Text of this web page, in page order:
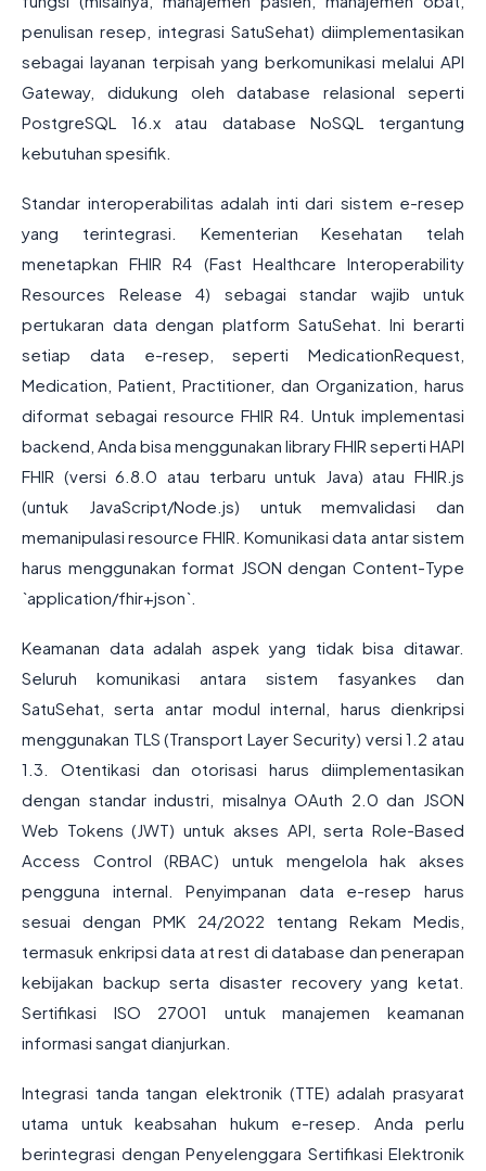
penulisan resep, integrasi SatuSehat) diimplementasikan
sebagai layanan terpisah yang berkomunikasi melalui API
Gateway, didukung oleh database relasional seperti
PostgreSQL 16.x atau database NoSQL tergantung
kebutuhan spesifik.
Standar interoperabilitas adalah inti dari sistem e-resep
yang terintegrasi. Kementerian Kesehatan telah
menetapkan FHIR R4 (Fast Healthcare Interoperability
Resources Release 4) sebagai standar wajib untuk
pertukaran data dengan platform SatuSehat. Ini berarti
setiap data e-resep, seperti MedicationRequest,
Medication, Patient, Practitioner, dan Organization, harus
diformat sebagai resource FHIR R4. Untuk implementasi
backend, Anda bisa menggunakan library FHIR seperti HAPI
FHIR (versi 6.8.0 atau terbaru untuk Java) atau FHIR.js
(untuk JavaScript/Node.js) untuk memvalidasi dan
memanipulasi resource FHIR. Komunikasi data antar sistem
harus menggunakan format JSON dengan Content-Type
`application/fhir+json`.
Keamanan data adalah aspek yang tidak bisa ditawar.
Seluruh komunikasi antara sistem fasyankes dan
SatuSehat, serta antar modul internal, harus dienkripsi
menggunakan TLS (Transport Layer Security) versi 1.2 atau
1.3. Otentikasi dan otorisasi harus diimplementasikan
dengan standar industri, misalnya OAuth 2.0 dan JSON
Web Tokens (JWT) untuk akses API, serta Role-Based
Access Control (RBAC) untuk mengelola hak akses
pengguna internal. Penyimpanan data e-resep harus
sesuai dengan PMK 24/2022 tentang Rekam Medis,
termasuk enkripsi data at rest di database dan penerapan
kebijakan backup serta disaster recovery yang ketat.
Sertifikasi ISO 27001 untuk manajemen keamanan
informasi sangat dianjurkan.
Integrasi tanda tangan elektronik (TTE) adalah prasyarat
utama untuk keabsahan hukum e-resep. Anda perlu
berintegrasi dengan Penyelenggara Sertifikasi Elektronik